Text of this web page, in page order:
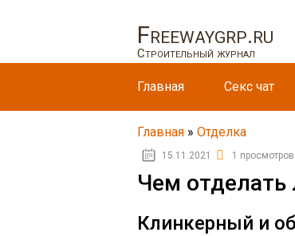
Freewaygrp.ru
Строительный журнал
Главная Секс чат
Главная » Отделка
15.11.2021 1 просмотров
Чем отделать
Клинкерный и